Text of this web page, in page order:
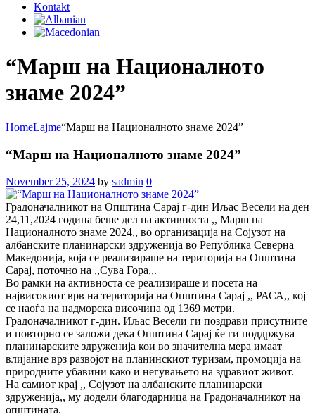
Kontakt
“Марш на Националното
знаме 2024”
HomeLajme“Марш на Националното знаме 2024”
“Марш на Националното знаме 2024”
November 25, 2024 by sadmin 0
Градоначалникот на Општина Сарај г-дин Иљас Весели на ден
24,11,2024 година беше дел на активноста ,, Марш на
Националното знаме 2024,, во организација на Сојузот на
албанските планинарски здруженија во Република Северна
Македонија, која се реализираше на територија на Општина
Сарај, поточно на ,,Сува Гора,,.
Во рамки на активноста се реализираше и посета на
највисокиот врв на територија на Општина Сарај ,, РАСА,, кој
се наоѓа на надморска височина од 1369 метри.
Градоначалникот г-дин. Иљас Весели ги поздрави присутните
и повторно се заложи дека Општина Сарај ќе ги поддржува
планинарските здруженија кои во значителна мера имаат
влијание врз развојот на планинскиот туризам, промоција на
природните убавини како и негувањето на здравиот живот.
На самиот крај ,, Сојузот на албанските планинарски
здруженија,, му додели благодарница на Градоначалникот на
општината.